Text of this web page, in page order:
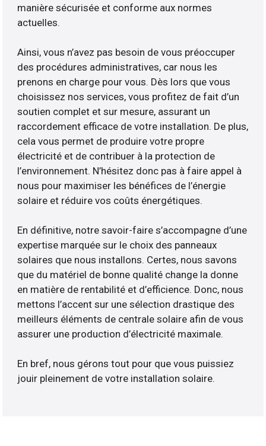
manière sécurisée et conforme aux normes
actuelles.
Ainsi, vous n’avez pas besoin de vous préoccuper
des procédures administratives, car nous les
prenons en charge pour vous. Dès lors que vous
choisissez nos services, vous profitez de fait d’un
soutien complet et sur mesure, assurant un
raccordement efficace de votre installation. De plus,
cela vous permet de produire votre propre
électricité et de contribuer à la protection de
l’environnement. N’hésitez donc pas à faire appel à
nous pour maximiser les bénéfices de l’énergie
solaire et réduire vos coûts énergétiques.
En définitive, notre savoir-faire s’accompagne d’une
expertise marquée sur le choix des panneaux
solaires que nous installons. Certes, nous savons
que du matériel de bonne qualité change la donne
en matière de rentabilité et d’efficience. Donc, nous
mettons l’accent sur une sélection drastique des
meilleurs éléments de centrale solaire afin de vous
assurer une production d’électricité maximale.
En bref, nous gérons tout pour que vous puissiez
jouir pleinement de votre installation solaire.